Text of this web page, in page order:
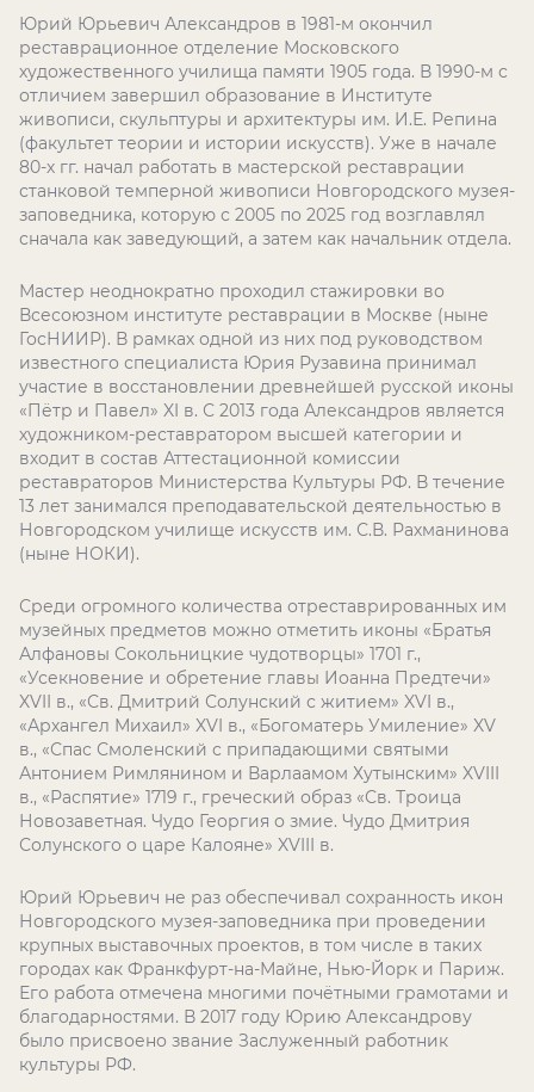
Юрий Юрьевич Александров в 1981-м окончил
реставрационное отделение Московского
художественного училища памяти 1905 года. В 1990-м с
отличием завершил образование в Институте
живописи, скульптуры и архитектуры им. И.Е. Репина
(факультет теории и истории искусств). Уже в начале
80-х гг. начал работать в мастерской реставрации
станковой темперной живописи Новгородского музея-
заповедника, которую с 2005 по 2025 год возглавлял
сначала как заведующий, а затем как начальник отдела.
Мастер неоднократно проходил стажировки во
Всесоюзном институте реставрации в Москве (ныне
ГосНИИР). В рамках одной из них под руководством
известного специалиста Юрия Рузавина принимал
участие в восстановлении древнейшей русской иконы
«Пётр и Павел» XI в. С 2013 года Александров является
художником-реставратором высшей категории и
входит в состав Аттестационной комиссии
реставраторов Министерства Культуры РФ. В течение
13 лет занимался преподавательской деятельностью в
Новгородском училище искусств им. С.В. Рахманинова
(ныне НОКИ).
Среди огромного количества отреставрированных им
музейных предметов можно отметить иконы «Братья
Алфановы Сокольницкие чудотворцы» 1701 г.,
«Усекновение и обретение главы Иоанна Предтечи»
XVII в., «Св. Дмитрий Солунский с житием» XVI в.,
«Архангел Михаил» XVI в., «Богоматерь Умиление» XV
в., «Спас Смоленский с припадающими святыми
Антонием Римлянином и Варлаамом Хутынским» XVIII
в., «Распятие» 1719 г., греческий образ «Св. Троица
Новозаветная. Чудо Георгия о змие. Чудо Дмитрия
Солунского о царе Калояне» XVIII в.
Юрий Юрьевич не раз обеспечивал сохранность икон
Новгородского музея-заповедника при проведении
крупных выставочных проектов, в том числе в таких
городах как Франкфурт-на-Майне, Нью-Йорк и Париж.
Его работа отмечена многими почётными грамотами и
благодарностями. В 2017 году Юрию Александрову
было присвоено звание Заслуженный работник
культуры РФ.